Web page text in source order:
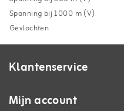
Spanning bij 1000 m (V)
Gevlochten
Klantenservice
Mijn account